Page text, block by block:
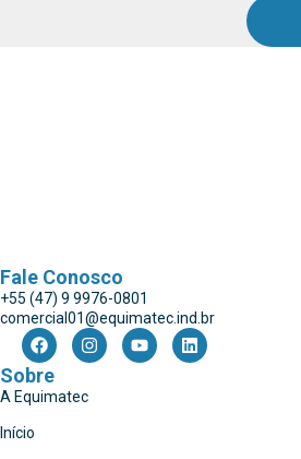
Fale Conosco
+55 (47) 9 9976-0801
comercial01@equimatec.ind.br
Sobre
A Equimatec
Início